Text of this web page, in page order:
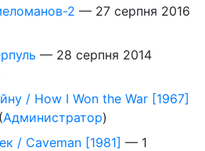
2 — 27 серпня 2016
— 28 серпня 2014
/ How I Won the War [1967]
(Администратор)
/ Caveman [1981] — 1